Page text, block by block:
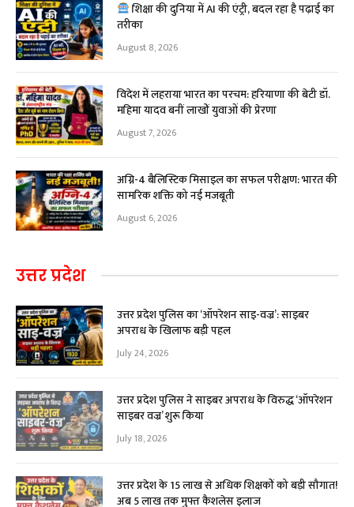
शिक्षा की दुनिया में AI की एंट्री, बदल रहा है पढ़ाई का
तरीका
August 8, 2026
विदेश में लहराया भारत का परचम: हरियाणा की बेटी डॉ.
महिमा यादव बनीं लाखों युवाओं की प्रेरणा
August 7, 2026
अग्नि-4 बैलिस्टिक मिसाइल का सफल परीक्षण: भारत की
सामरिक शक्ति को नई मजबूती
August 6, 2026
उत्तर प्रदेश
उत्तर प्रदेश पुलिस का ‘ऑपरेशन साइ-वज्र’: साइबर
अपराध के खिलाफ बड़ी पहल
July 24, 2026
उत्तर प्रदेश पुलिस ने साइबर अपराध के विरुद्ध ‘ऑपरेशन
साइबर वज्र’ शुरू किया
July 18, 2026
उत्तर प्रदेश के 15 लाख से अधिक शिक्षकों को बड़ी सौगात!
अब ₹5 लाख तक मुफ्त कैशलेस इलाज